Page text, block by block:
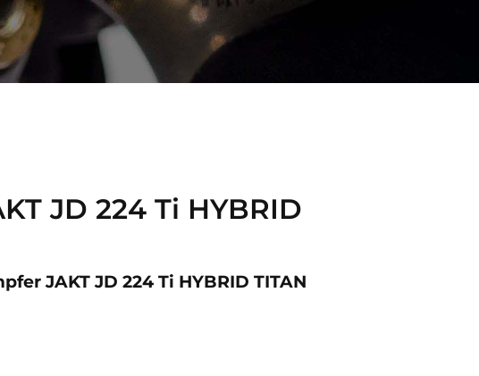
JD 224 Ti HYBRID
JAKT JD 224 Ti HYBRID TITAN